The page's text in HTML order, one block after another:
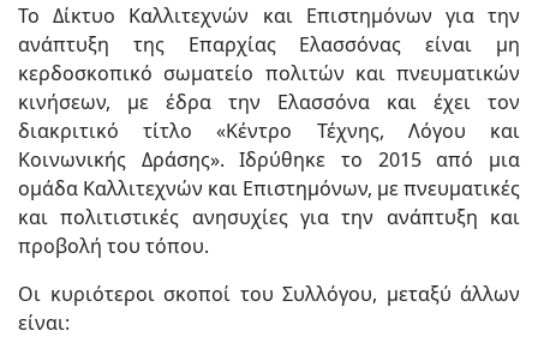
Το Δίκτυο Καλλιτεχνών και Επιστημόνων για την
ανάπτυξη της Επαρχίας Ελασσόνας είναι μη
κερδοσκοπικό σωματείο πολιτών και πνευματικών
κινήσεων, με έδρα την Ελασσόνα και έχει τον
διακριτικό τίτλο «Κέντρο Τέχνης, Λόγου και
Κοινωνικής Δράσης». Ιδρύθηκε το 2015 από μια
ομάδα Καλλιτεχνών και Επιστημόνων, με πνευματικές
και πολιτιστικές ανησυχίες για την ανάπτυξη και
προβολή του τόπου.
Οι κυριότεροι σκοποί του Συλλόγου, μεταξύ άλλων
είναι: